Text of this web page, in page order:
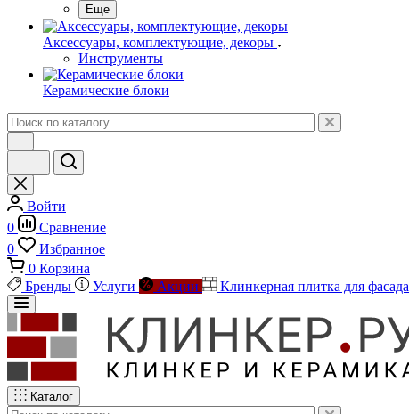
Еще
Аксессуары, комплектующие, декоры
Инструменты
Керамические блоки
Войти
0
Сравнение
0
Избранное
0 Корзина
Бренды
Услуги Акции Клинкерная плитка для фасада
Каталог